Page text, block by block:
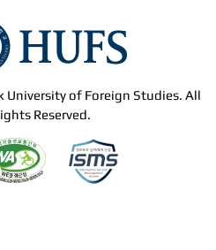
of Foreign Studies. All
Reserved.